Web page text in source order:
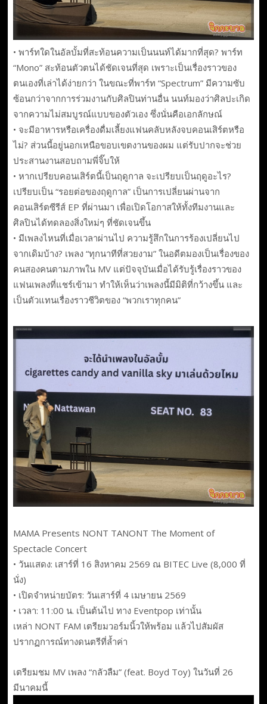
• พาร์ทใดในอัลบั้มที่สะท้อนความเป็นนนท์ได้มากที่สุด? พาร์ท
“Mono” สะท้อนตัวตนได้ชัดเจนที่สุด เพราะเป็นเรื่องราวของ
ตนเองที่เล่าได้ง่ายกว่า ในขณะที่พาร์ท “Spectrum” มีความซับ
ซ้อนกว่าจากการร่วมงานกับศิลปินท่านอื่น นนท์มองว่าศิลปะเกิด
จากความไม่สมบูรณ์แบบของตัวเอง ซึ่งนั่นคือเอกลักษณ์
• จะมีอาหารหรือเครื่องดื่มเลี้ยงแฟนคลับหลังจบคอนเสิร์ตหรือ
ไม่? ส่วนนี้อยู่นอกเหนือขอบเขตงานของผม แต่รับปากจะช่วย
ประสานงานสอบถามพี่จิ๊บให้
• หากเปรียบคอนเสิร์ตนี้เป็นฤดูกาล จะเปรียบเป็นฤดูอะไร?
เปรียบเป็น “รอยต่อของฤดูกาล” เป็นการเปลี่ยนผ่านจาก
คอนเสิร์ตซีรีส์ EP ที่ผ่านมา เพื่อเปิดโอกาสให้ทั้งทีมงานและ
ศิลปินได้ทดลองสิ่งใหม่ๆ ที่ชัดเจนขึ้น
• มีเพลงไหนที่เมื่อเวลาผ่านไป ความรู้สึกในการร้องเปลี่ยนไป
จากเดิมบ้าง? เพลง “ทุกนาทีที่สวยงาม” ในอดีตมองเป็นเรื่องของ
คนสองคนตามภาพใน MV แต่ปัจจุบันเมื่อได้รับรู้เรื่องราวของ
แฟนเพลงที่แชร์เข้ามา ทำให้เห็นว่าเพลงนี้มีมิติที่กว้างขึ้น และ
เป็นตัวแทนเรื่องราวชีวิตของ “พวกเราทุกคน”
MAMA Presents NONT TANONT The Moment of
Spectacle Concert
• วันแสดง: เสาร์ที่ 16 สิงหาคม 2569 ณ BITEC Live (8,000 ที่
นั่ง)
• เปิดจำหน่ายบัตร: วันเสาร์ที่ 4 เมษายน 2569
• เวลา: 11:00 น. เป็นต้นไป ทาง Eventpop เท่านั้น
เหล่า NONT FAM เตรียมวอร์มนิ้วให้พร้อม แล้วไปสัมผัส
ปรากฏการณ์ทางดนตรีที่ล้ำค่า
เตรียมชม MV เพลง “กลัวลืม” (feat. Boyd Toy) ในวันที่ 26
มีนาคมนี้